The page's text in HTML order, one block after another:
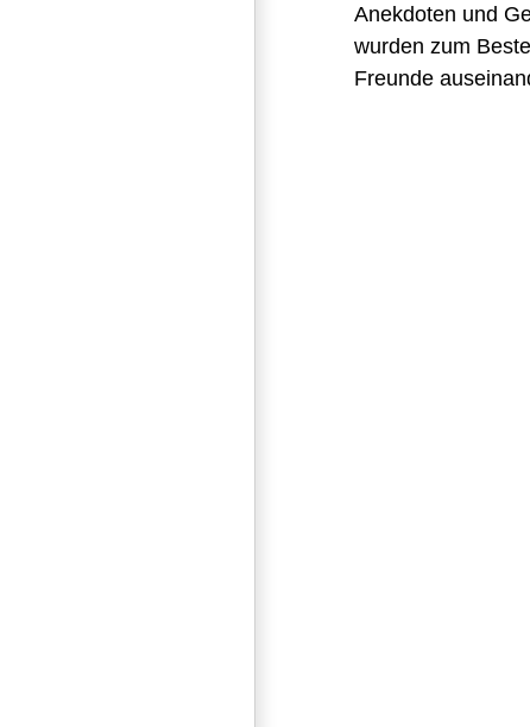
Anekdoten und
wurden zum
Freunde